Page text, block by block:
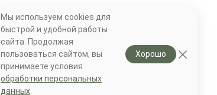
Мы используем cookies для
быстрой и удобной работы
сайта. Продолжая
пользоваться сайтом, вы
принимаете условия
обработки персональных
данных
Хорошо